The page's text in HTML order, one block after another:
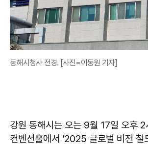
동해시청사 전경. [사진=이동원 기자]
강원 동해시는 오는 9월 17일 오후 2
컨벤션홀에서 ‘2025 글로벌 비전 철